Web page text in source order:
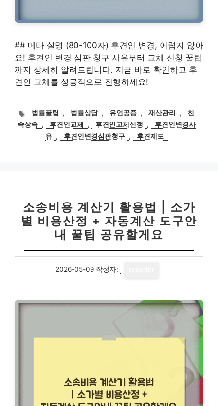
## 메타 설명 (80-100자) 후견인 변경, 어렵지 않아
요! 후견인 변경 심판 청구 사유부터 교체 신청 꿀팁
까지 상세히 알려드립니다. 지금 바로 확인하고 후
견인 교체를 성공적으로 진행하세요!
태
그
법률꿀팁 , 법률상담 , 유언공증 , 재산관리 ,
친
족상속 , 후견인교체 , 후견인교체신청 ,
후견인변경사
유 , 후견인변경심판청구 , 후견제도
소송비용 계산기 활용법 | 소가
별 비용산정 + 자동계산 도구안
내 꿀팁 공유할게요
2026-05-09 작성자: